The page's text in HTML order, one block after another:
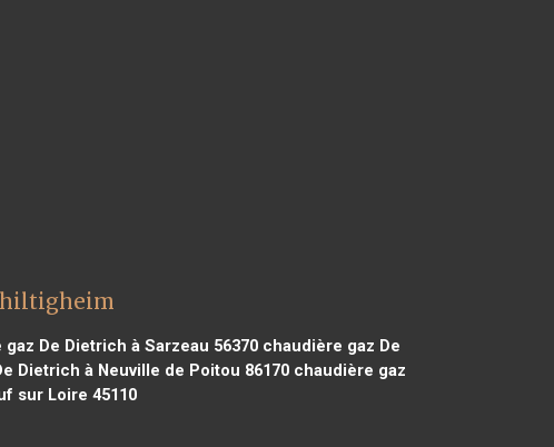
De Dietrich à Sarzeau 56370 chaudière gaz De
Dietrich à Neuville de Poitou 86170 chaudière gaz
sur Loire 45110